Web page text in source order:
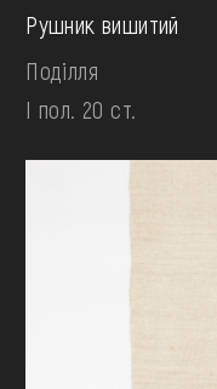
Рушник вишитий
Поділля
І пол. 20 ст.